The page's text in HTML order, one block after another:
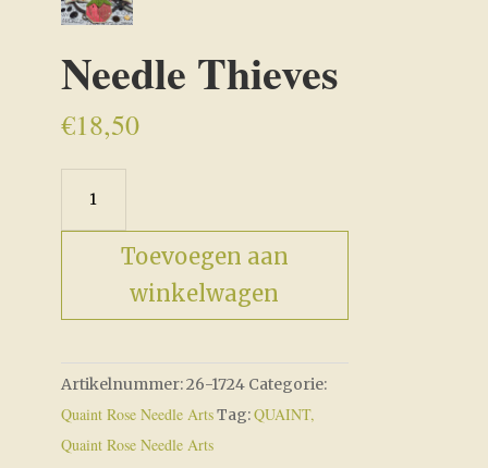
Needle Thieves
€18,50
Thieves
aantal
Toevoegen aan
winkelwagen
Artikelnummer:26-1724 Categorie:
Quaint Rose Needle ArtsTag:QUAINT,
Quaint Rose Needle Arts